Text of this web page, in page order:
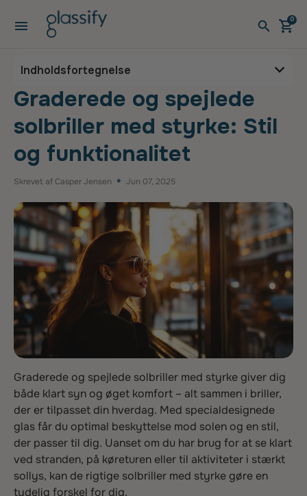
Åbn menuen Åben
0
Graderede og spejlede
Indholdsfortegnelse
Graderede og spejlede
solbriller med styrke: Stil
og funktionalitet
Skrevet af Casper Jensen Jun 07, 2025
Graderede og spejlede solbriller med styrke giver dig
både klart syn og øget komfort – alt sammen i briller,
der er tilpasset din hverdag. Med specialdesignede
glas får du optimal beskyttelse mod solen og en stil,
der passer til dig. Uanset om du har brug for at se klart
ved stranden, på køreturen eller til aktiviteter i stærkt
sollys, kan de rigtige solbriller med styrke gøre en
tydelig forskel for dig.